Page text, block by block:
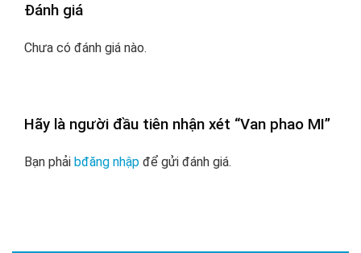
Đánh giá
Chưa có đánh giá nào.
Hãy là người đầu tiên nhận xét “Van phao MI”
Bạn phải bđăng nhập để gửi đánh giá.